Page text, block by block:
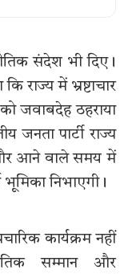
संदेश भी दिए।
राज्य में भ्रष्टाचार
जवाबदेह ठहराया
जनता पार्टी राज्य
आने वाले समय में
निभाएगी।
कार्यक्रम नहीं
सम्मान और